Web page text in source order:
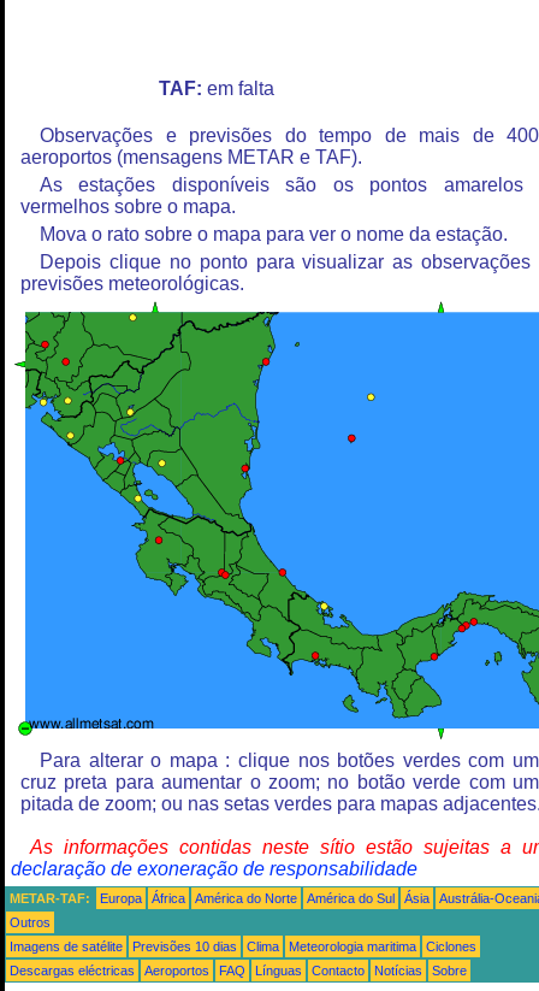
TAF: em falta
Observações e previsões do tempo de mais de
aeroportos (mensagens METAR e TAF).
As estações disponíveis são os pontos amarelos
vermelhos sobre o mapa.
Mova o rato sobre o mapa para ver o nome da estação.
Depois clique no ponto para visualizar as observações
previsões meteorológicas.
Para alterar o mapa : clique nos botões verdes com
cruz preta para aumentar o zoom; no botão verde com
pitada de zoom; ou nas setas verdes para mapas
As informações contidas neste sítio estão sujeitas a
declaração de exoneração de responsabilidade
METAR-TAF: Europa África América do Norte América do Sul Ásia
Austrália-
Outros
Imagens de satélite
Previsões 10 dias Clima Meteorologia maritima
Ciclones
Descargas eléctricas
Aeroportos FAQ Línguas Contacto Notícias Sobre